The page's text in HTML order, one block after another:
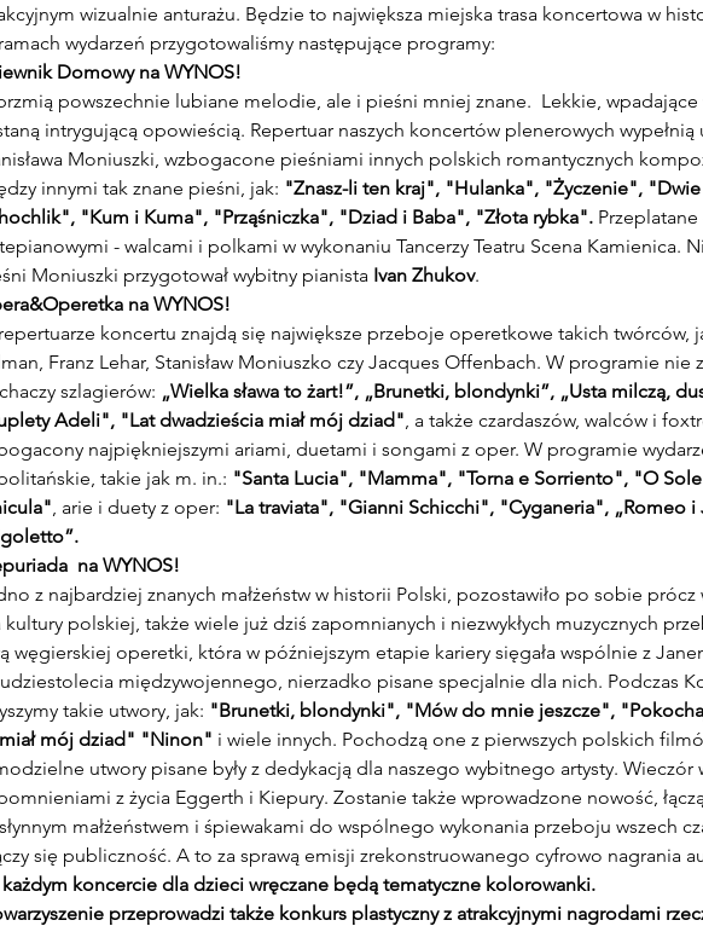
wizualnie anturażu. Będzie to największa miejska trasa koncertowa w
wydarzeń przygotowaliśmy następujące programy:
Domowy na WYNOS!
powszechnie lubiane melodie, ale i pieśni mniej znane.  Lekkie,
intrygującą opowieścią. Repertuar naszych koncertów plenerowych wypełnią
Moniuszki, wzbogacone pieśniami innych polskich romantycznych
innymi tak znane pieśni, jak: "Znasz-li ten kraj", "Hulanka", "Życzenie",
"Kum i Kuma", "Prząśniczka", "Dziad i Baba", "Złota rybka".
- walcami i polkami w wykonaniu Tancerzy Teatru Scena Kamienica.
Moniuszki przygotował wybitny pianista Ivan Zhukov.
na WYNOS!
koncertu znajdą się największe przeboje operetkowe takich twórców,
Franz Lehar, Stanisław Moniuszko czy Jacques Offenbach. W programie nie
szlagierów: „Wielka sława to żart!”, „Brunetki, blondynki”, „Usta milczą,
Adeli", "Lat dwadzieścia miał mój dziad" , a także czardaszów, walców i
najpiękniejszymi ariami, duetami i songami z oper. W programie
takie jak m. in.: "Santa Lucia", "Mamma", "Torna e Sorriento", "O
, arie i duety z oper: "La traviata", "Gianni Schicchi", "Cyganeria", „Romeo i
na WYNOS!
z najbardziej znanych małżeństw w historii Polski, pozostawiło po sobie prócz
kultury polskiej, także wiele już dziś zapomnianych i niezwykłych muzycznych
węgierskiej operetki, która w późniejszym etapie kariery sięgała wspólnie z
międzywojennego, nierzadko pisane specjalnie dla nich. Podczas
takie utwory, jak: "Brunetki, blondynki", "Mów do mnie jeszcze",
mój dziad" "Ninon" i wiele innych. Pochodzą one z pierwszych polskich
utwory pisane były z dedykacją dla naszego wybitnego artysty.
z życia Eggerth i Kiepury. Zostanie także wprowadzone nowość,
małżeństwem i śpiewakami do wspólnego wykonania przeboju wszech
się publiczność. A to za sprawą emisji zrekonstruowanego cyfrowo nagrania
każdym koncercie dla dzieci wręczane będą tematyczne kolorowanki.
przeprowadzi także konkurs plastyczny z atrakcyjnymi nagrodami